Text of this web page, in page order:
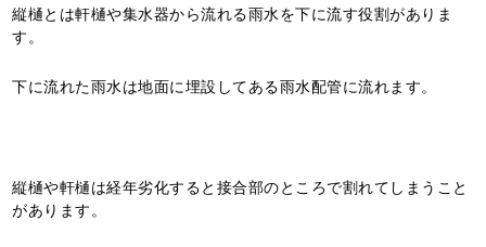
縦樋とは軒樋や集水器から流れる雨水を下に流す役割がありま
す。
下に流れた雨水は地面に埋設してある雨水配管に流れます。
縦樋や軒樋は経年劣化すると接合部のところで割れてしまうこと
があります。